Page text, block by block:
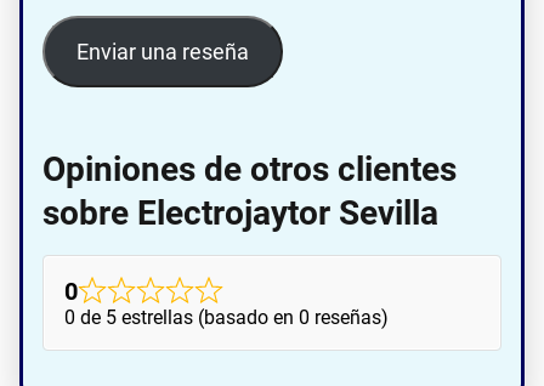
Enviar una reseña
Opiniones de otros clientes
sobre Electrojaytor Sevilla
0
0 de 5 estrellas (basado en 0 reseñas)